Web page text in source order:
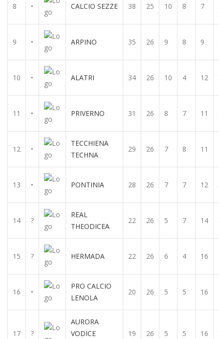
8 • CALCIO SEZZE 38 25 10 8 7
9 • ARPINO 35 26 9 8 9
10 • ALATRI 34 26 10 4 12
11 • PRIVERNO 31 26 8 7 11
12 •
TECCHIENA
TECHNA
29 26 7 8 11
13 • PONTINIA 28 26 7 7 12
14 ?
REAL
THEODICEA
22 26 5 7 14
15 ? HERMADA 22 26 6 4 16
16 •
PRO CALCIO
LENOLA
20 26 5 5 16
17 ?
AURORA
VODICE
19 26 5 5 16